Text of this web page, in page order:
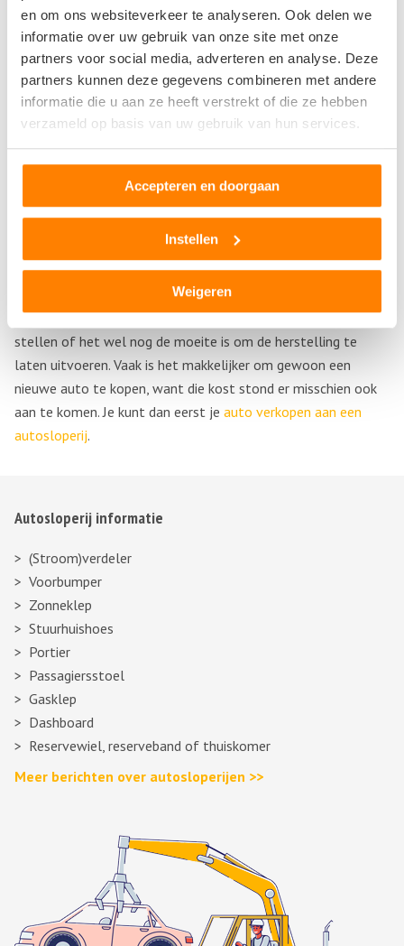
en om ons websiteverkeer te analyseren. Ook delen we
informatie over uw gebruik van onze site met onze
partners voor social media, adverteren en analyse. Deze
partners kunnen deze gegevens combineren met andere
informatie die u aan ze heeft verstrekt of die ze hebben
verzameld op basis van uw gebruik van hun services.
Accepteren en doorgaan
Instellen
Weigeren
Het onderdeel zelf kost niet zoveel, hooguit enkele
tientallen euro’s. Maar het werk eraan om de vervanging te
doen, kost heel wat werkuren. En die kosten kunnen dus
oplopen, want er moet heel wat gebeuren vooraleer de
cilinderkop gedemonteerd kan worden. Daar zit de koppakking
namelijk in verwerkt. Laat dit dus zeker uitvoeren door een
ervaren monteur want de bouten van die cilinderkop moeten
op een voorgeschreven manier opnieuw aangedraaid worden.
Koppakking vervangen? Nieuwe auto aanschaffen!
Bij moderne auto’s kan de vervanging heel wat tijd in beslag
nemen. Vooral bij de nieuwe soort injectiemotoren is dit een
omslachtig werk. Stel dat je auto al op leeftijd is en je krijg
met dit soort problemen te maken, dan kan je je de vraag
stellen of het wel nog de moeite is om de herstelling te
laten uitvoeren. Vaak is het makkelijker om gewoon een
nieuwe auto te kopen, want die kost stond er misschien ook
aan te komen. Je kunt dan eerst je auto verkopen aan een
autosloperij.
Autosloperij informatie
(Stroom)verdeler
Voorbumper
Zonneklep
Stuurhuishoes
Portier
Passagiersstoel
Gasklep
Dashboard
Reservewiel, reserveband of thuiskomer
Meer berichten over autosloperijen >>